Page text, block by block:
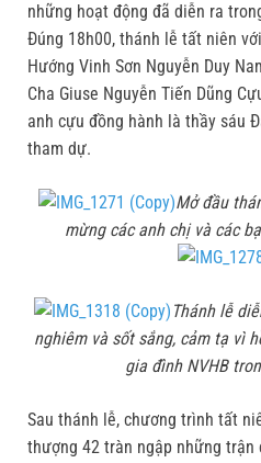
những hoạt động đã diễn ra
Đúng 18h00, thánh lễ tất niên
Hướng Vinh Sơn Nguyễn Duy
Cha Giuse Nguyễn Tiến Dũng
anh cựu đồng hành là thầy sáu
tham dự.
Mở đầu
mừng các anh chị và các
Thánh lễ
nghiêm và sốt sắng, cảm tạ vì
gia đình NVHB
Sau thánh lễ, chương trình tất
thượng 42 tràn ngập những trận